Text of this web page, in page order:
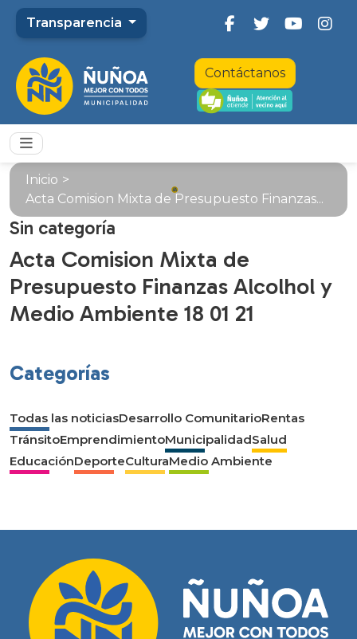
Transparencia
Contáctanos
Inicio >
Acta Comision Mixta de Presupuesto Finanzas...
Sin categoría
Acta Comision Mixta de
Presupuesto Finanzas Alcolhol y
Medio Ambiente 18 01 21
Categorías
Todas las noticiasDesarrollo ComunitarioRentas
TránsitoEmprendimientoMunicipalidadSalud
EducaciónDeporteCulturaMedio Ambiente